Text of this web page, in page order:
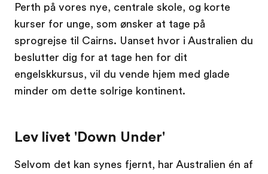
Perth på vores nye, centrale skole, og korte
kurser for unge, som ønsker at tage på
sprogrejse til Cairns. Uanset hvor i Australien du
beslutter dig for at tage hen for dit
engelskkursus, vil du vende hjem med glade
minder om dette solrige kontinent.
Lev livet 'Down Under'
Selvom det kan synes fjernt, har Australien én af